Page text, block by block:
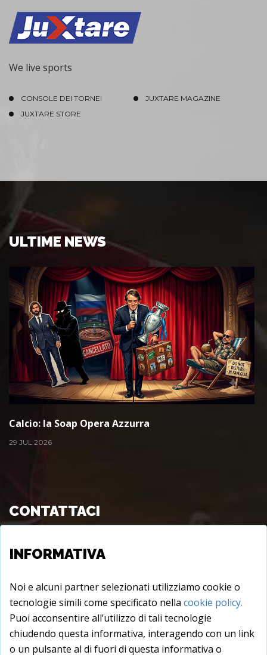
INFORMATIVA
Noi e alcuni partner selezionati utilizziamo cookie o
tecnologie simili come specificato nella cookie policy.
Puoi acconsentire all’utilizzo di tali tecnologie
chiudendo questa informativa, interagendo con un link
o un pulsante al di fuori di questa informativa o
We live sports
CONSOLE DEI TORNEI
JUXTARE MAGAZINE
JUXTARE STORE
ULTIME NEWS
Calcio: la Soap Opera Azzurra
29 JUL 2026
CONTATTACI
info@juxtare.com